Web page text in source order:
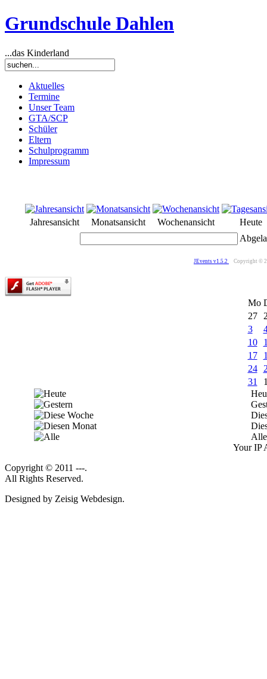
Grundschule Dahlen
...das Kinderland
Aktuelles
Termine
Unser Team
GTA/SCP
Schüler
Eltern
Schulprogramm
Impressum
Jahresansicht Monatsansicht Wochenansicht
Heute
JEvents v1.5.2 Copyright ©
Mo
27
3
10
17
24
31
Alle
Your IP
Copyright © 2011 ---.
All Rights Reserved.
Designed by Zeisig Webdesign.